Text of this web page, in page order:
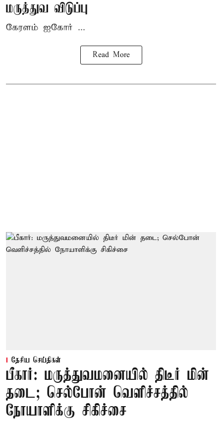
மருத்துவ விடுப்பு
கேரளம் ஐகோர் ...
Read More
தேசிய செய்திகள்
பீகார்: மருத்துவமனையில் திடீர் மின்
தடை; செல்போன் வெளிச்சத்தில்
நோயாளிக்கு சிகிச்சை